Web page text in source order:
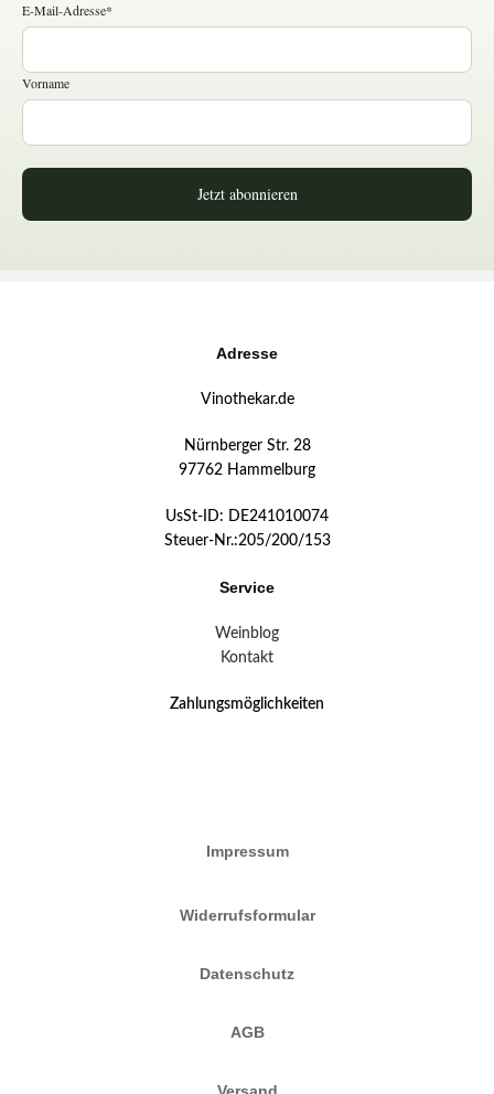
E-Mail-Adresse*
Vorname
Jetzt abonnieren
Adresse
Vinothekar.de
Nürnberger Str. 28
97762 Hammelburg
UsSt-ID: DE241010074
Steuer-Nr.:205/200/153
Service
Weinblog
Kontakt
Zahlungsmöglichkeiten
Impressum
Widerrufsformular
Datenschutz
AGB